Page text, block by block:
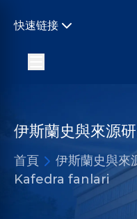
快速链接
伊斯蘭史與來源
首頁
伊斯蘭史與來
Kafedra fanlari